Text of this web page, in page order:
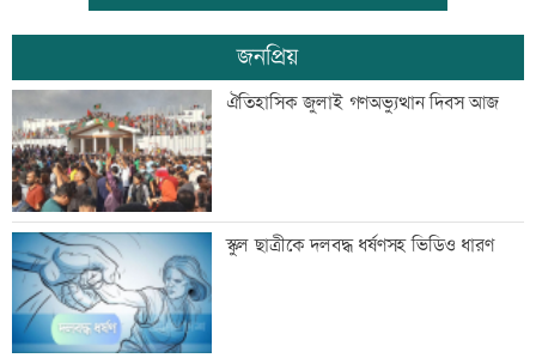
টেলিভিশনে আজকের যত খেলা
শনিবার রাজধানীর যেসব মার্কেট-দর্শনীয় স্থান
বন্ধ
জনপ্রিয়
ঐতিহাসিক জুলাই গণঅভ্যুত্থান দিবস আজ
স্কুল ছাত্রীকে দলবদ্ধ ধর্ষণসহ ভিডিও ধারণ